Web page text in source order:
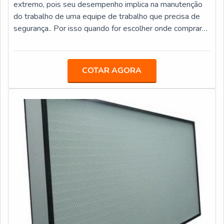
comercial e industrial.EMPRESA LÍDER ENTRE OS
FABRICANTES DE ABRANDADORESCom sede
localizada na capital paulista, a ECOHOUSE FILTROS
atende todo o Brasil com distribuição e comercialização
de equipamentos, partes e insumos para tratamento
d’água, além de potabilização e filtração. Instalações,
consultorias e supervisões de ETA’s também
companhia. Para saber mais sobre ela, sua equipe de
profissionais altamente qualificados, bem como seus
diferenciais, entre em contato!
extremo, pois seu desempenho implica na manutenção
do trabalho de uma equipe de trabalho que precisa de
segurança.. Por isso quando for escolher onde comprar
um fabricante que lhe garanta e ateste a qualidade do
tipos de filtros servem para as mais diversas aplicações
em processos de filtragem, oferecendo ao cliente
eficiência e qualidade aci
COTAR AGORA